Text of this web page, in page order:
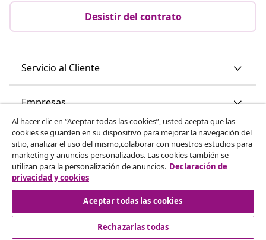
Desistir del contrato
Servicio al Cliente
Empresas
vidaXL
Descubre mas
Al hacer clic en “Aceptar todas las cookies”, usted acepta que las
cookies se guarden en su dispositivo para mejorar la navegación del
sitio, analizar el uso del mismo,colaborar con nuestros estudios para
marketing y anuncios personalizados. Las cookies también se
utilizan para la personalización de anuncios. Declaración de
privacidad y cookies
Aceptar todas las cookies
Rechazarlas todas